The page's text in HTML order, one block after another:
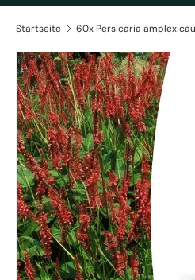
Startseite 60x Persicaria
Zu Produktinformationen